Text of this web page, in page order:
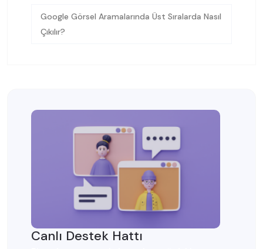
Google Görsel Aramalarında Üst Sıralarda Nasıl
Çıkılır?
Canlı Destek Hattı